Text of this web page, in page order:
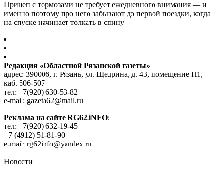
Прицеп с тормозами не требует ежедневного внимания — и
именно поэтому про него забывают до первой поездки, когда
на спуске начинает толкать в спину
Редакция «Областной Рязанской газеты»
адрес: 390006, г. Рязань, ул. Щедрина, д. 43, помещение Н1,
каб. 506-507
тел: +7(920) 630-53-82
e-mail: gazeta62@mail.ru
Реклама на сайте RG62.iNFO:
тел: +7(920) 632-19-45
+7 (4912) 51-81-90
e-mail: rg62info@yandex.ru
Новости